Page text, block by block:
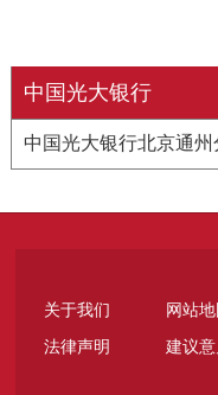
中国光大银行
中国光大银行北京通州
关于我们
网站地
法律声明
建议